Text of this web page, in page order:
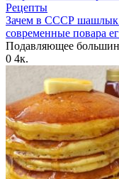
Рецепты
Зачем в СССР шашлык
современные повара
Подавляющее
0 4к.